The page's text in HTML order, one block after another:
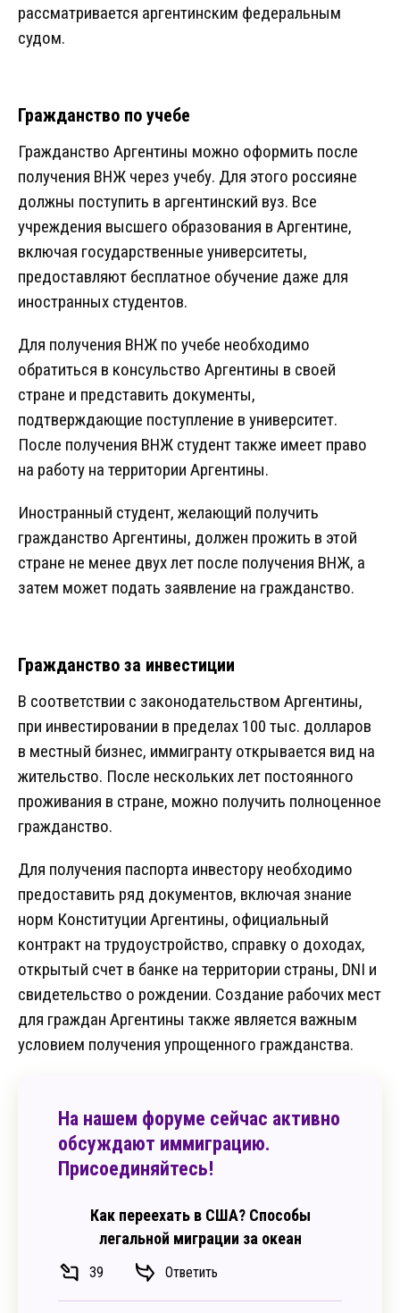
рассматривается аргентинским федеральным
судом.
Гражданство по учебе
Гражданство Аргентины можно оформить после
получения ВНЖ через учебу. Для этого россияне
должны поступить в аргентинский вуз. Все
учреждения высшего образования в Аргентине,
включая государственные университеты,
предоставляют бесплатное обучение даже для
иностранных студентов.
Для получения ВНЖ по учебе необходимо
обратиться в консульство Аргентины в своей
стране и представить документы,
подтверждающие поступление в университет.
После получения ВНЖ студент также имеет право
на работу на территории Аргентины.
Иностранный студент, желающий получить
гражданство Аргентины, должен прожить в этой
стране не менее двух лет после получения ВНЖ, а
затем может подать заявление на гражданство.
Гражданство за инвестиции
В соответствии с законодательством Аргентины,
при инвестировании в пределах 100 тыс. долларов
в местный бизнес, иммигранту открывается вид на
жительство. После нескольких лет постоянного
проживания в стране, можно получить полноценное
гражданство.
Для получения паспорта инвестору необходимо
предоставить ряд документов, включая знание
норм Конституции Аргентины, официальный
контракт на трудоустройство, справку о доходах,
открытый счет в банке на территории страны, DNI и
свидетельство о рождении. Создание рабочих мест
для граждан Аргентины также является важным
условием получения упрощенного гражданства.
На нашем форуме сейчас активно
обсуждают иммиграцию.
Присоединяйтесь!
Как переехать в США? Способы
легальной миграции за океан
39 Ответить